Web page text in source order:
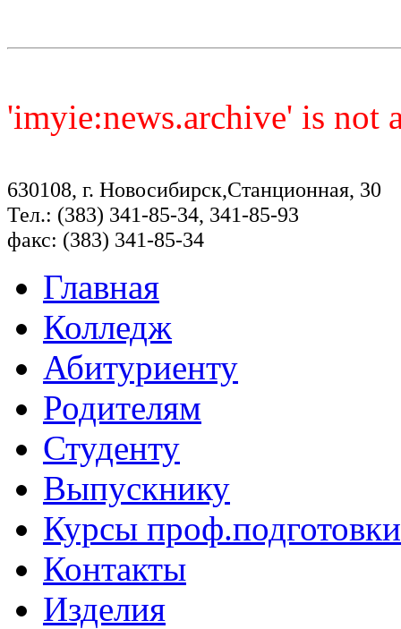
'imyie:news.archive' is not
630108, г. Новосибирск,Станционная, 30
Тел.: (383) 341-85-34, 341-85-93
факс: (383) 341-85-34
Главная
Колледж
Абитуриенту
Родителям
Студенту
Выпускнику
Курсы проф.подготовки
Контакты
Изделия